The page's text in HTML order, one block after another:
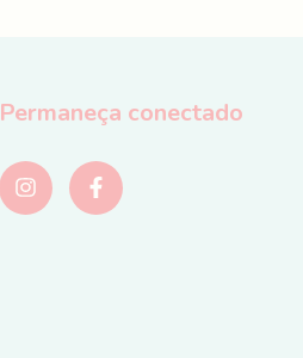
Permaneça conectado